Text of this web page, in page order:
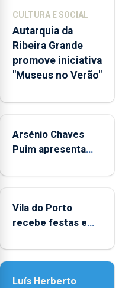
integrados
na
Rede
Municipal
de
aos
durante
o
de
entre
as
e
as
18h00.
CULTURA E SOCIAL
Autarquia da
Ribeira Grande
promove iniciativa
"Museus no Verão"
Arsénio Chaves
Puim apresenta
de Vila do Porto
Vila do Porto
recebe festas em
Senhora da
Luís Herberto